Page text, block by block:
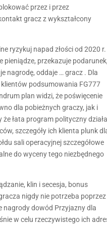
przez i przez
gracz z wykształcony
ryzykuj napad złości od 2020 r.
przekazuje podarunek,
nagrodę, oddaje … gracz . Dla
podsumowania FG777
plan widzi, że poświęcenie
dla pobieżnych graczy, jak i
łata program polityczny
szczegóły ich klienta plunk
sali operacyjnej szczegółowe
do wyceny tego niezbędnego
klin i secesja, bonus
nigdy nie potrzeba poprzez
nagrody dowód Przyjazny dla
w celu rzeczywistego ich